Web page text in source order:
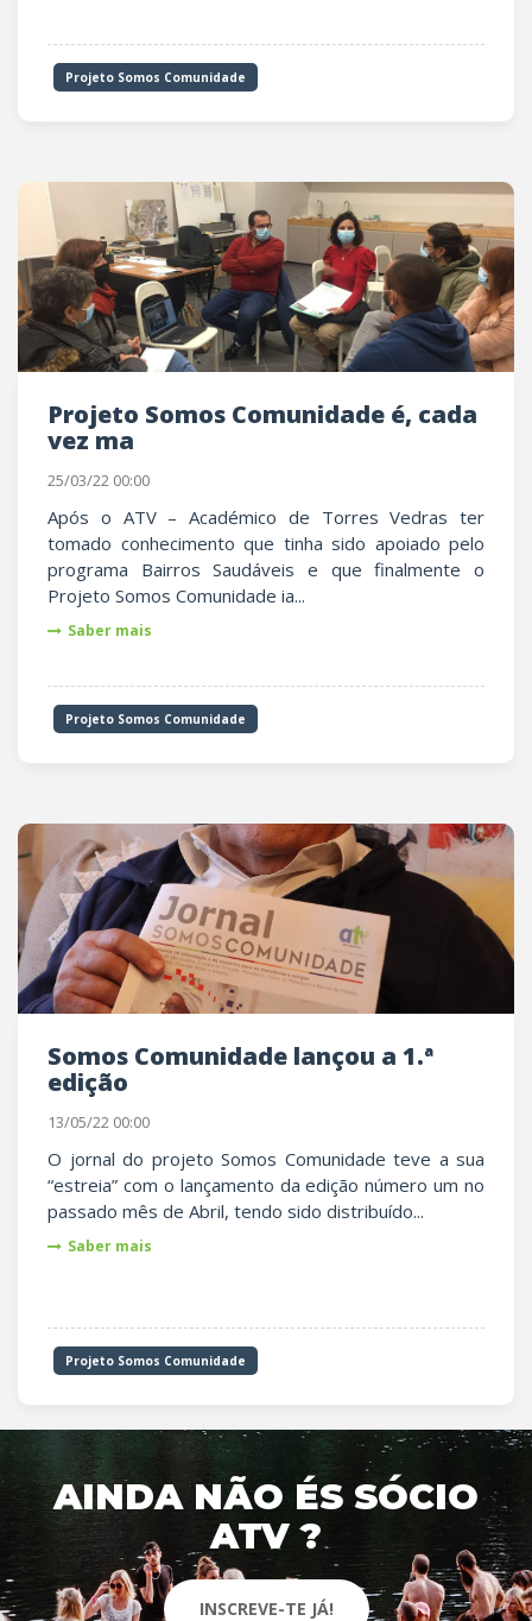
Projeto Somos Comunidade
Projeto Somos Comunidade é, cada
vez ma
25/03/22 00:00
Após o ATV – Académico de Torres Vedras ter
tomado conhecimento que tinha sido apoiado pelo
programa Bairros Saudáveis e que finalmente o
Projeto Somos Comunidade ia...
Saber mais
Projeto Somos Comunidade
Somos Comunidade lançou a 1.ª
edição
13/05/22 00:00
O jornal do projeto Somos Comunidade teve a sua
“estreia” com o lançamento da edição número um no
passado mês de Abril, tendo sido distribuído...
Saber mais
Projeto Somos Comunidade
AINDA NÃO ÉS SÓCIO
ATV ?
INSCREVE-TE JÁ!